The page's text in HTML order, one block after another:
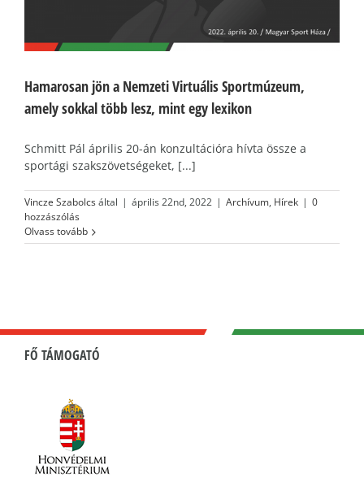
Hamarosan jön a Nemzeti Virtuális Sportmúzeum,
amely sokkal több lesz, mint egy lexikon
Schmitt Pál április 20-án konzultációra hívta össze a
sportági szakszövetségeket, [...]
Vincze Szabolcsáltal | április 22nd, 2022 | Archívum, Hírek | 0
hozzászólás
Olvass tovább
FŐ TÁMOGATÓ